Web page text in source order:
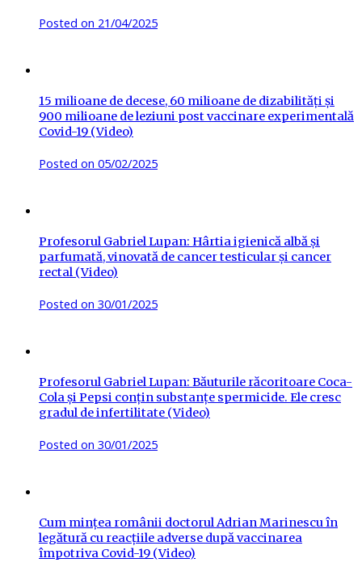
Posted on 21/04/2025
15 milioane de decese, 60 milioane de dizabilități și
900 milioane de leziuni post vaccinare experimentală
Covid-19 (Video)
Posted on 05/02/2025
Profesorul Gabriel Lupan: Hârtia igienică albă și
parfumată, vinovată de cancer testicular și cancer
rectal (Video)
Posted on 30/01/2025
Profesorul Gabriel Lupan: Băuturile răcoritoare Coca-
Cola și Pepsi conțin substanțe spermicide. Ele cresc
gradul de infertilitate (Video)
Posted on 30/01/2025
Cum mințea românii doctorul Adrian Marinescu în
legătură cu reacțiile adverse după vaccinarea
împotriva Covid-19 (Video)